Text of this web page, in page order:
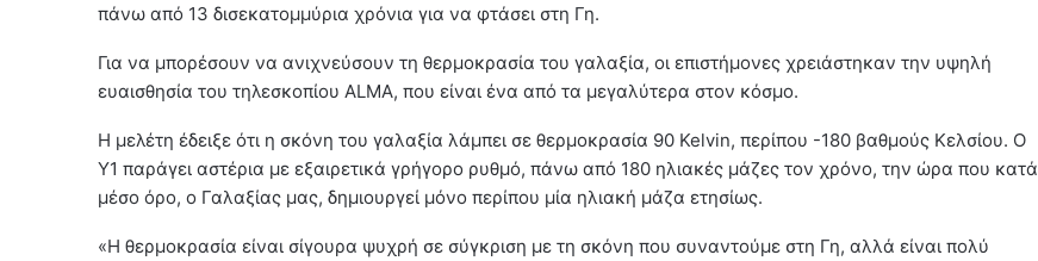
πάνω από 13 δισεκατομμύρια χρόνια για να φτάσει στη Γη.
Για να μπορέσουν να ανιχνεύσουν τη θερμοκρασία του γαλαξία, οι επιστήμονες χρειάστηκαν την υψηλή
ευαισθησία του τηλεσκοπίου ALMA, που είναι ένα από τα μεγαλύτερα στον κόσμο.
Η μελέτη έδειξε ότι η σκόνη του γαλαξία λάμπει σε θερμοκρασία 90 Kelvin, περίπου -180 βαθμούς Κελσίου. Ο
Y1 παράγει αστέρια με εξαιρετικά γρήγορο ρυθμό, πάνω από 180 ηλιακές μάζες τον χρόνο, την ώρα που κατά
μέσο όρο, ο Γαλαξίας μας, δημιουργεί μόνο περίπου μία ηλιακή μάζα ετησίως.
«Η θερμοκρασία είναι σίγουρα ψυχρή σε σύγκριση με τη σκόνη που συναντούμε στη Γη, αλλά είναι πολύ